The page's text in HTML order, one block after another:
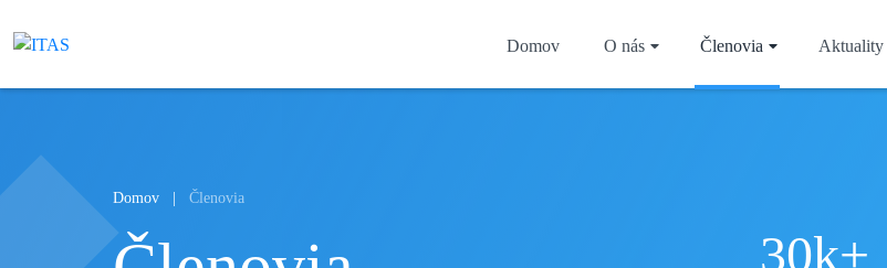
Domov O nás Členovia Aktuality
Domov Členovia
30k+